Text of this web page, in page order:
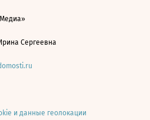
Сергеевна
и данные геолокации